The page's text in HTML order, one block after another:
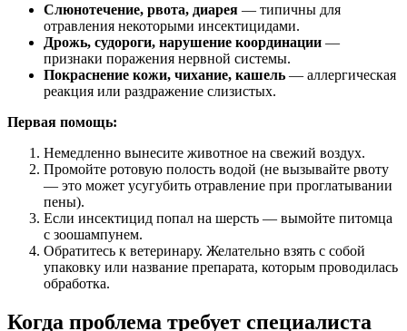
Слюнотечение, рвота, диарея — типичны для
отравления некоторыми инсектицидами.
Дрожь, судороги, нарушение координации —
признаки поражения нервной системы.
Покраснение кожи, чихание, кашель — аллергическая
реакция или раздражение слизистых.
Первая помощь:
Немедленно вынесите животное на свежий воздух.
Промойте ротовую полость водой (не вызывайте рвоту
— это может усугубить отравление при проглатывании
пены).
Если инсектицид попал на шерсть — вымойте питомца
с зоошампунем.
Обратитесь к ветеринару. Желательно взять с собой
упаковку или название препарата, которым проводилась
обработка.
Когда проблема требует специалиста